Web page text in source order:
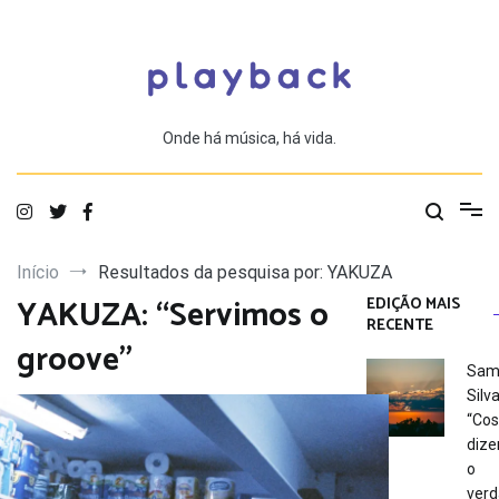
Onde há música, há vida.
Início Resultados da pesquisa por: YAKUZA
YAKUZA: “Servimos o
groove”
EDIÇÃO MAIS
RECENTE
o